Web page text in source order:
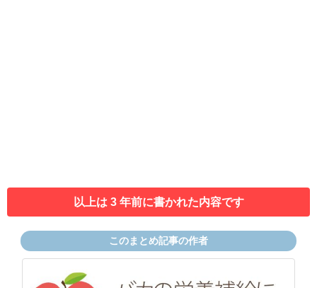
以上は 3 年前に書かれた内容です
このまとめ記事の作者